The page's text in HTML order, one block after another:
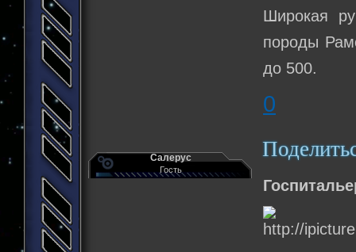
Широкая
породы
до 500.
0
Салерус
Гость